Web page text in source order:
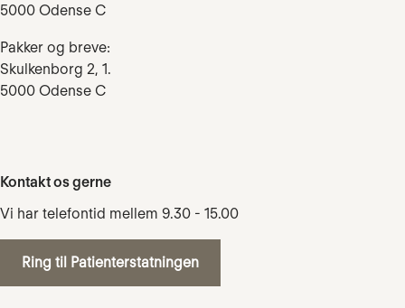
5000 Odense C
Pakker og breve:
Skulkenborg 2, 1.
5000 Odense C
Kontakt os gerne
Vi har telefontid mellem 9.30 - 15.00
Ring til Patienterstatningen